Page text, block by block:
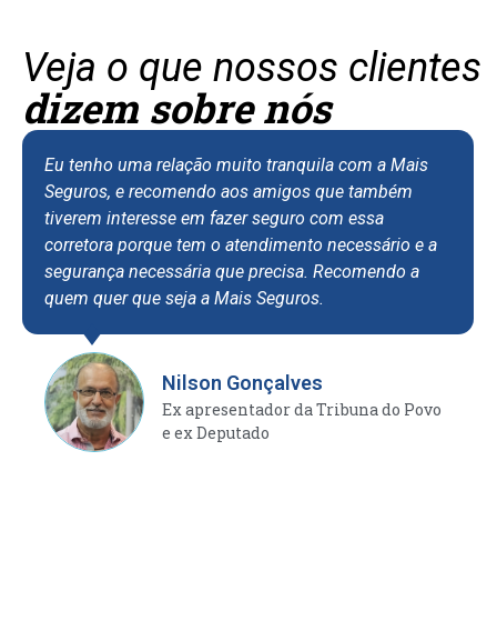
Veja o que nossos clientes
dizem sobre nós
Eu tenho uma relação muito tranquila com a Mais
Seguros, e recomendo aos amigos que também
tiverem interesse em fazer seguro com essa
corretora porque tem o atendimento necessário e a
segurança necessária que precisa. Recomendo a
quem quer que seja a Mais Seguros.
Nilson Gonçalves
Ex apresentador da Tribuna do Povo
e ex Deputado